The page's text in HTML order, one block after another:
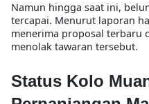
Namun hingga saat ini,
tercapai. Menurut laporan
menerima proposal terbaru
menolak tawaran tersebut.
Status Kolo